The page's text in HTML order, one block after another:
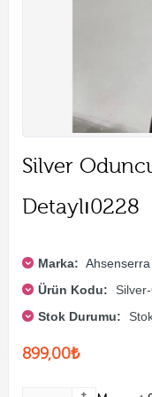
Silver
Detaylı0228
Marka: Ahsenserra
Ürün Kodu:
Stok Durumu:
899,00₺